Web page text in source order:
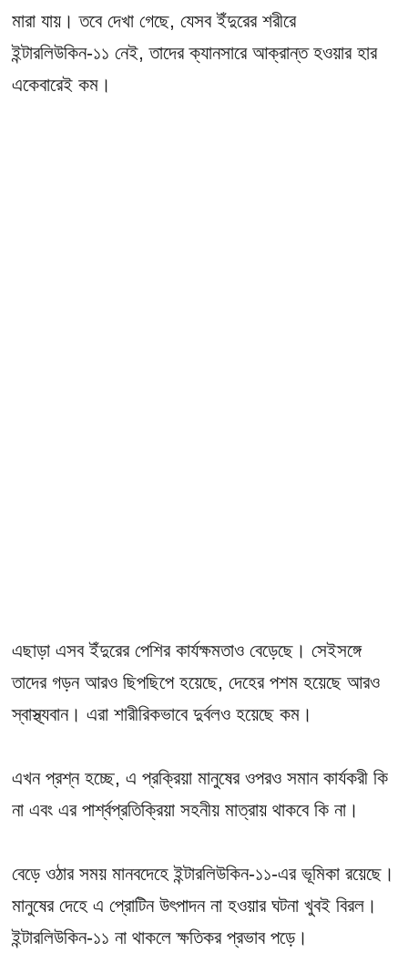
মারা যায়। তবে দেখা গেছে, যেসব ইঁদুরের শরীরে
ইন্টারলিউকিন-১১ নেই, তাদের ক্যানসারে আক্রান্ত হওয়ার হার
একেবারেই কম।
এছাড়া এসব ইঁদুরের পেশির কার্যক্ষমতাও বেড়েছে। সেইসঙ্গে
তাদের গড়ন আরও ছিপছিপে হয়েছে, দেহের পশম হয়েছে আরও
স্বাস্থ্যবান। এরা শারীরিকভাবে দুর্বলও হয়েছে কম।
এখন প্রশ্ন হচ্ছে, এ প্রক্রিয়া মানুষের ওপরও সমান কার্যকরী কি
না এবং এর পার্শ্বপ্রতিক্রিয়া সহনীয় মাত্রায় থাকবে কি না।
বেড়ে ওঠার সময় মানবদেহে ইন্টারলিউকিন-১১-এর ভূমিকা রয়েছে।
মানুষের দেহে এ প্রোটিন উৎপাদন না হওয়ার ঘটনা খুবই বিরল।
ইন্টারলিউকিন-১১ না থাকলে ক্ষতিকর প্রভাব পড়ে।